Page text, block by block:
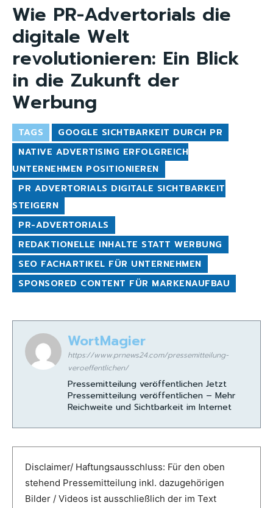
Wie PR-Advertorials die
digitale Welt
revolutionieren: Ein Blick
in die Zukunft der
Werbung
TAGS
GOOGLE SICHTBARKEIT DURCH PR
NATIVE ADVERTISING ERFOLGREICH
UNTERNEHMEN POSITIONIEREN
PR ADVERTORIALS DIGITALE SICHTBARKEIT
STEIGERN
PR-ADVERTORIALS
REDAKTIONELLE INHALTE STATT WERBUNG
SEO FACHARTIKEL FÜR UNTERNEHMEN
SPONSORED CONTENT FÜR MARKENAUFBAU
WortMagier
https://www.prnews24.com/pressemitteilung-
veroeffentlichen/
Pressemitteilung veröffentlichen Jetzt
Pressemitteilung veröffentlichen – Mehr
Reichweite und Sichtbarkeit im Internet
Disclaimer/ Haftungsausschluss: Für den oben
stehend Pressemitteilung inkl. dazugehörigen
Bilder / Videos ist ausschließlich der im Text